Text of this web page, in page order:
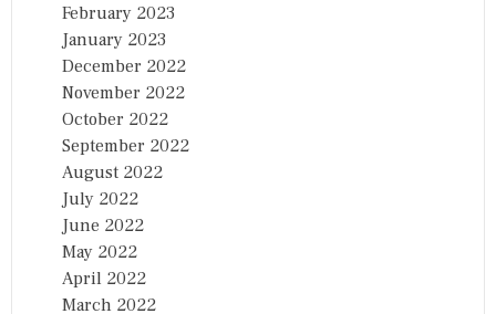
February 2023
January 2023
December 2022
November 2022
October 2022
September 2022
August 2022
July 2022
June 2022
May 2022
April 2022
March 2022